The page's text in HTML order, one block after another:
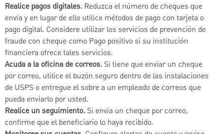
Realice pagos digitales. Reduzca el número de cheques que
envía y en lugar de ello utilice métodos de pago con tarjeta o
pago digital. Considere utilizar los servicios de prevención de
fraude con cheque como Pago positivo si su institución
financiera ofrece tales servicios.
Acuda a la oficina de correos.Si tiene que enviar un cheque
por correo, utilice el buzón seguro dentro de las instalaciones
de USPS o entregue el sobre a un empleado de correos que
pueda enviarlo por usted.
Realice un seguimiento.Si envía un cheque por correo,
confirme que el beneficiario lo haya recibido.